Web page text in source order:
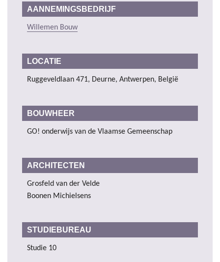
AANNEMINGSBEDRIJF
Willemen Bouw
LOCATIE
Ruggeveldlaan 471, Deurne, Antwerpen, België
BOUWHEER
GO! onderwijs van de Vlaamse Gemeenschap
ARCHITECTEN
Grosfeld van der Velde
Boonen Michielsens
STUDIEBUREAU
Studie 10